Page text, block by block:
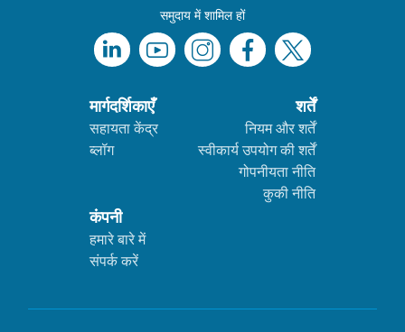
समुदाय में शामिल हों
मार्गदर्शिकाएँ
सहायता केंद्र
ब्लॉग
शर्तें
नियम और शर्तें
स्वीकार्य उपयोग की शर्तें
गोपनीयता नीति
कुकी नीति
कंपनी
हमारे बारे में
संपर्क करें